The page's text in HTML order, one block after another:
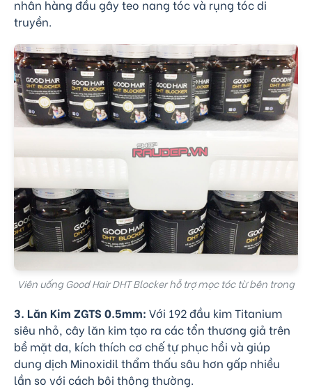
nhân hàng đầu gây teo nang tóc và rụng tóc di
truyền.
Viên uống Good Hair DHT Blocker hỗ trợ mọc tóc từ bên trong
3. Lăn Kim ZGTS 0.5mm: Với 192 đầu kim Titanium
siêu nhỏ, cây lăn kim tạo ra các tổn thương giả trên
bề mặt da, kích thích cơ chế tự phục hồi và giúp
dung dịch Minoxidil thẩm thấu sâu hơn gấp nhiều
lần so với cách bôi thông thường.